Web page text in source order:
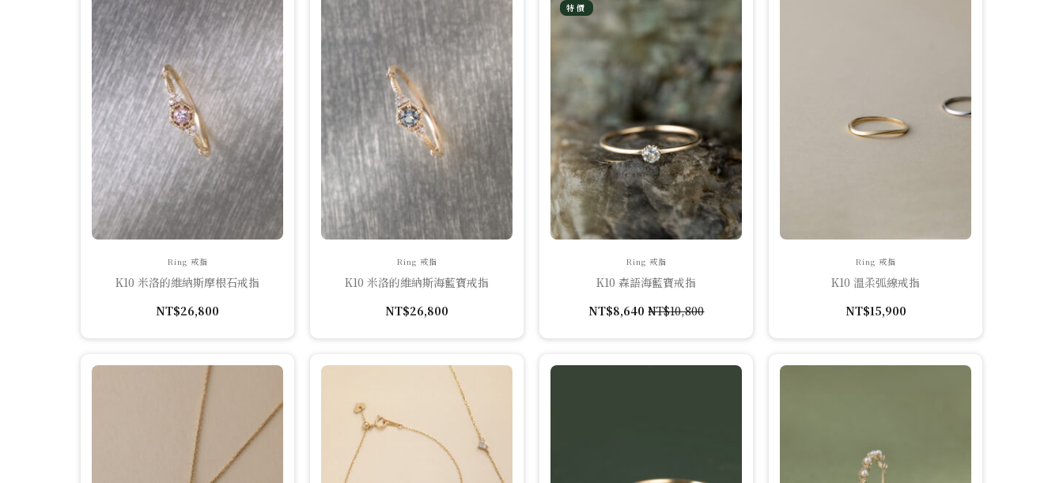
Ring 戒指
K10 米洛的維納斯摩根石戒指
NT$26,800
Ring 戒指
K10 米洛的維納斯海藍寶戒指
NT$26,800
特價
Ring 戒指
K10 森語海藍寶戒指
NT$10,800
原
價
NT$10,800。
NT$8,640 目
價
NT$8,640。
Ring 戒指
K10 溫柔弧線戒指
NT$15,900